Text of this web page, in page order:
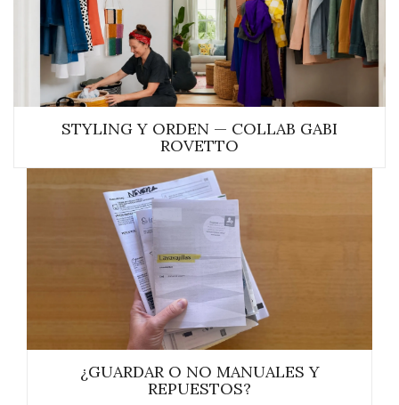
STYLING Y ORDEN — COLLAB GABI
ROVETTO
¿GUARDAR O NO MANUALES Y
REPUESTOS?